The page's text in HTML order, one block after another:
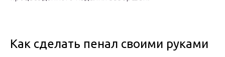
Как сделать пенал своими руками